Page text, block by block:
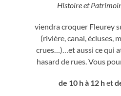
Histoire et
viendra croquer Fleurey
(rivière, canal, écluses,
crues…)…et aussi ce qui
hasard de rues. Vous
de 10 h à 12 het